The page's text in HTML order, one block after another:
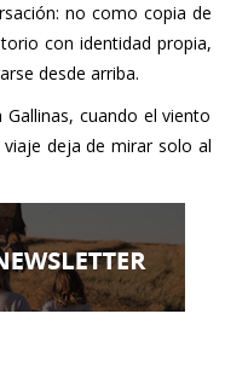
no como copia de
con identidad propia,
desde arriba.
cuando el viento
deja de mirar solo al